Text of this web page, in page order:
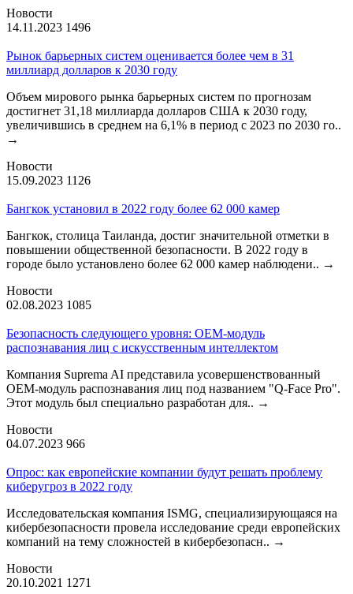
Новости
14.11.2023 1496
Рынок барьерных систем оценивается более чем в 31
миллиард долларов к 2030 году
Объем мирового рынка барьерных систем по прогнозам
достигнет 31,18 миллиарда долларов США к 2030 году,
увеличившись в среднем на 6,1% в период с 2023 по 2030 го..
→
Новости
15.09.2023 1126
Бангкок установил в 2022 году более 62 000 камер
Бангкок, столица Таиланда, достиг значительной отметки в
повышении общественной безопасности. В 2022 году в
городе было установлено более 62 000 камер наблюдени.. →
Новости
02.08.2023 1085
Безопасность следующего уровня: OEM-модуль
распознавания лиц с искусственным интеллектом
Компания Suprema AI представила усовершенствованный
OEM-модуль распознавания лиц под названием "Q-Face Pro".
Этот модуль был специально разработан для.. →
Новости
04.07.2023 966
Опрос: как европейские компании будут решать проблему
киберугроз в 2022 году
Исследовательская компания ISMG, специализирующаяся на
кибербезопасности провела исследование среди европейских
компаний на тему сложностей в кибербезопасн.. →
Новости
20.10.2021 1271